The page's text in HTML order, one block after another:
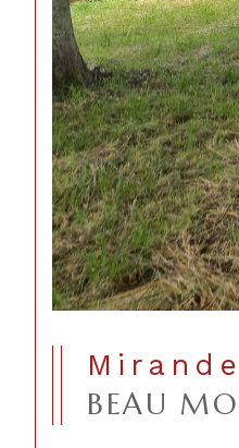
BEAU